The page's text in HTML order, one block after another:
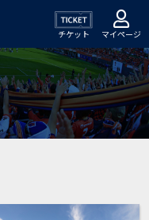
チケット マイページ